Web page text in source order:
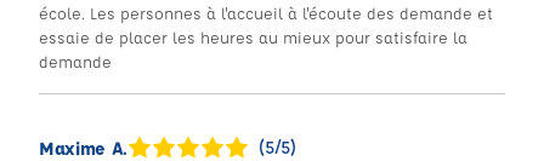
école. Les personnes à l'accueil à l'écoute des demande et
essaie de placer les heures au mieux pour satisfaire la
demande
Maxime A. (5/5)